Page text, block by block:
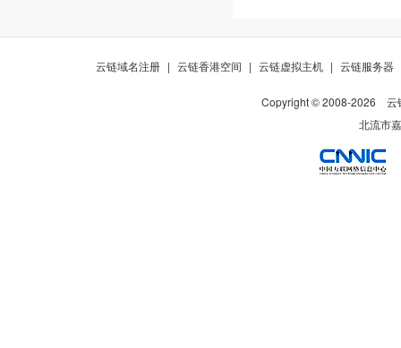
云链域名注册 | 云链香港空间 | 云链虚拟主机 | 云链服务器
Copyright © 2008-2026
云
北流市